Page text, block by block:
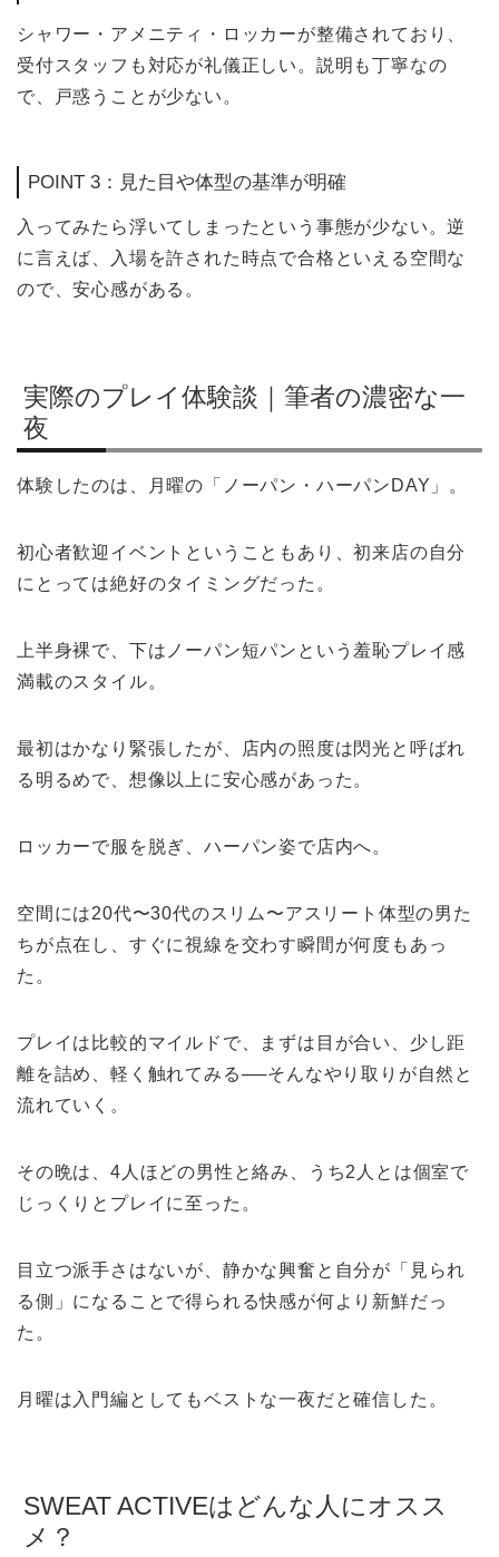
シャワー・アメニティ・ロッカーが整備されており、
受付スタッフも対応が礼儀正しい。説明も丁寧なの
で、戸惑うことが少ない。
POINT 3：見た目や体型の基準が明確
入ってみたら浮いてしまったという事態が少ない。逆
に言えば、入場を許された時点で合格といえる空間な
ので、安心感がある。
実際のプレイ体験談｜筆者の濃密な一
夜
体験したのは、月曜の「ノーパン・ハーパンDAY」。
初心者歓迎イベントということもあり、初来店の自分
にとっては絶好のタイミングだった。
上半身裸で、下はノーパン短パンという羞恥プレイ感
満載のスタイル。
最初はかなり緊張したが、店内の照度は閃光と呼ばれ
る明るめで、想像以上に安心感があった。
ロッカーで服を脱ぎ、ハーパン姿で店内へ。
空間には20代〜30代のスリム〜アスリート体型の男た
ちが点在し、すぐに視線を交わす瞬間が何度もあっ
た。
プレイは比較的マイルドで、まずは目が合い、少し距
離を詰め、軽く触れてみる──そんなやり取りが自然と
流れていく。
その晩は、4人ほどの男性と絡み、うち2人とは個室で
じっくりとプレイに至った。
目立つ派手さはないが、静かな興奮と自分が「見られ
る側」になることで得られる快感が何より新鮮だっ
た。
月曜は入門編としてもベストな一夜だと確信した。
SWEAT ACTIVEはどんな人にオスス
メ？